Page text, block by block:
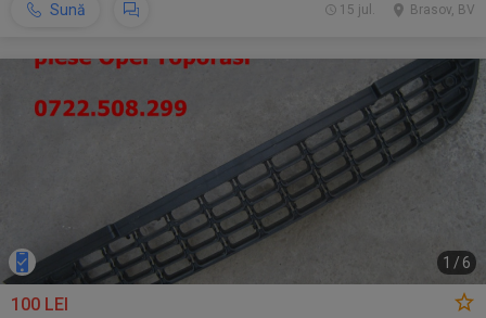
Sună Brasov, BV
15 jul.
1 / 6
100 LEI